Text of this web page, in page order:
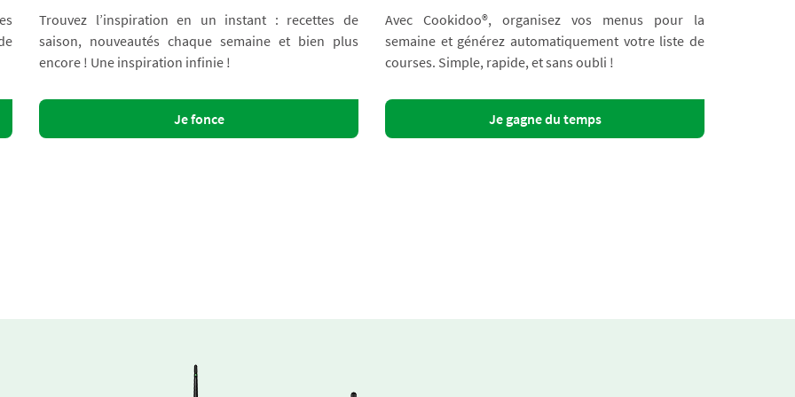
Trouvez l’inspiration en un instant : recettes de
saison, nouveautés chaque semaine et bien plus
encore ! Une inspiration infinie !
Je fonce
Avec Cookidoo®, organisez vos menus pour la
semaine et générez automatiquement votre liste de
courses. Simple, rapide, et sans oubli !
Je gagne du temps